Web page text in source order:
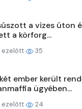
a vizes úton
a körforg...
ezelőtt 35
ember került
ügyében...
ezelőtt 24